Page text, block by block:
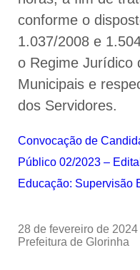
conforme o
1.037/2008 e
o Regime Jurídico
Municipais e
dos Servidores.
Convocação de
Público 02/2023 –
Educação: Supervisão
28 de fevereiro de 2024
Prefeitura de Glorinha